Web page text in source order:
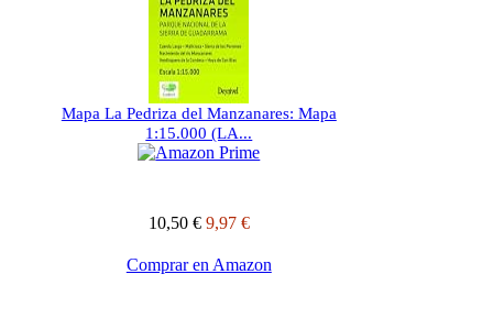
Mapa La Pedriza del Manzanares: Mapa
1:15.000 (LA...
10,50 € 9,97 €
Comprar en Amazon